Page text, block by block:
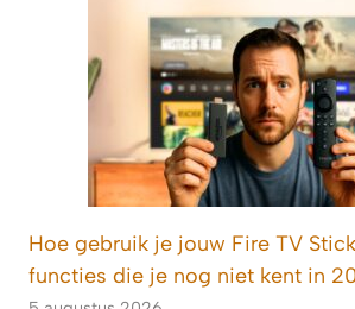
Hoe gebruik je jouw Fire TV
functies die je nog niet kent in